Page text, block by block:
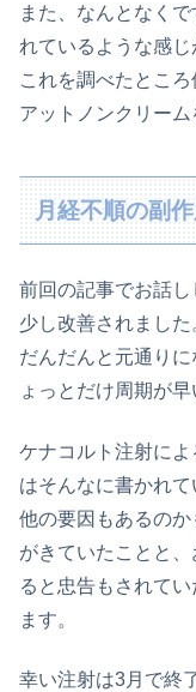
また、なんとなく
れているような感じ
これを調べたとこ
アットノンクリーム
月経不順の副
前回の記事でお話
少し改善されました
だんだんと元通り
ょっとだけ周期が早
ケナコルト注射に
はそんなに書かれて
他の要因もあるの
がきていたことと
ると忠告もされて
ます。
幸い注射は3月で終